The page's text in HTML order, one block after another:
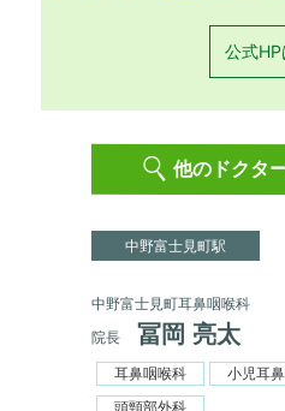
公式HP
他のドクタ
中野富士見町駅
中野富士見町耳鼻咽喉科
院長
冨岡 亮太
耳鼻咽喉科 小児耳
頭頸部外科